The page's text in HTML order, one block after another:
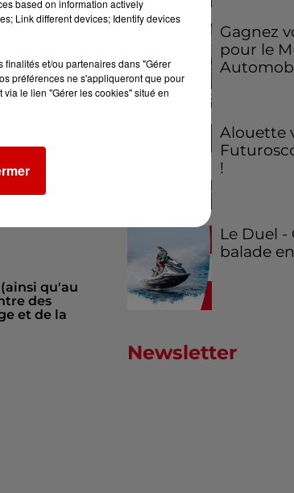
qu'au
des
et de la
Gagnez
pour le
Alouette
!
Le Duel -
balade
Newsletter
based on information actively
Link different devices; Identify devices
finalités et/ou partenaires dans "Gérer
préférences ne s'appliqueront que pour
le lien "Gérer les cookies" situé en